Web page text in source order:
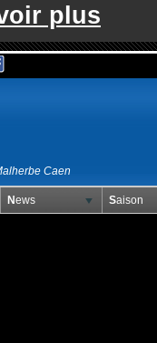
plus
Caen
News Saison